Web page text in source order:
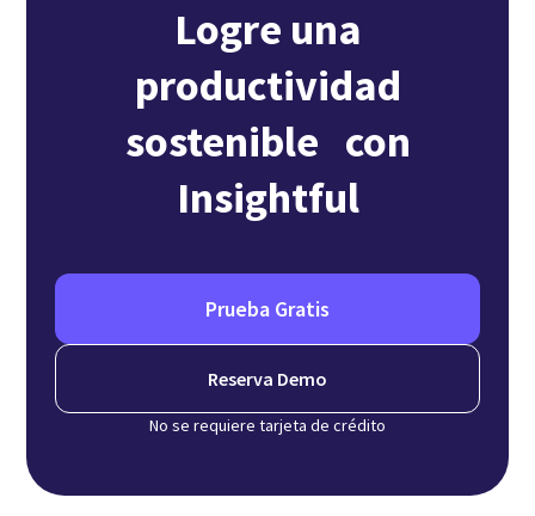
Logre una
productividad
sostenible con
Insightful
Prueba Gratis
Reserva Demo
No se requiere tarjeta de crédito